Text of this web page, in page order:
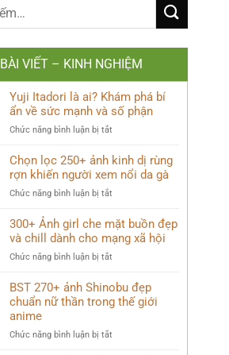
BÀI VIẾT – KINH NGHIỆM
Yuji Itadori là ai? Khám phá bí
ẩn về sức mạnh và số phận
Chức năng bình luận bị tắt
Itadori
Khám
bí
ẩn
và
số
Chọn lọc 250+ ảnh kinh dị rùng
rợn khiến người xem nổi da gà
Chức năng bình luận bị tắt
lọc
250+
ảnh
kinh
rùng
rợn
xem
300+ Ảnh girl che mặt buồn đẹp
và chill dành cho mạng xã hội
Chức năng bình luận bị tắt
Ảnh
girl
che
buồn
BST 270+ ảnh Shinobu đẹp
chuẩn nữ thần trong thế giới
anime
Chức năng bình luận bị tắt